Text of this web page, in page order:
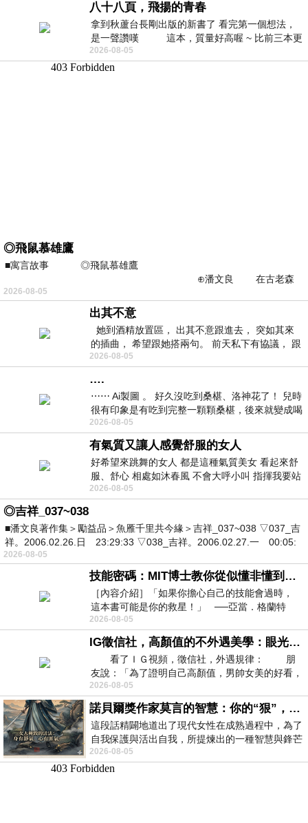
八十八頁，飛揚的青春
拿到秋蘆台長剛出版的新書了 看完第一個想法，
是一聲讚嘆 這本，質量好高喔 ~ 比前三本更
勝一
2026-08-05
◎飛鼠慕雄鷹
■寓言故事 ◎飛鼠慕雄鷹
⊕潘文良 在古老森
林的底層，住著一隻小飛鼠
2026-08-05
出其不意
她到酒精放置區， 出其不意跟進去， 突如其來
的插曲， 希望跟她搭兩句。 前天私下有協議， 跟
著阿弟丟拉基
2026-08-05
….
⋯⋯ Ai製圖 。 好久沒吃到桑椹、洛神花了！ 兒時
很有印象是有吃到完整一顆顆桑椹，後來就變成喝
桑椹汁。 現在是連喝都沒喝
2026-08-05
有氣質又讓人感覺舒服的女人
好希望來跳舞的女人 都是這種氣質美女 看起來舒
服、舒心 相處如沐春風 不會大呼小叫 指揮我要站
哪個位子 妳老幾？？
2026-08-05
◎吉祥_037~038
■潘文良著作集＞勵益品＞魚雁千里共今緣＞吉祥_037~038 ▽037_吉
祥。2006.02.26.日 23:29:33 ▽038_吉祥。2006.02.27.一 00:05:
2026-08-05
技能密碼：MIT博士教你從似懂非懂到穩定輸出，把專業變事業的職能升級攻略 /麥特．比恩(容錯)
［內容介紹］「如果你擔心自己的技能會過時，
這本書可能是你的救星！」 ──亞當．格蘭特
（Adam Grant），《
2026-08-05
IG徵信社，高顏值的不外遇美學：眼光太高也是一種防禦，為了證明我長得好看，我決定一輩子不外遇！
看了ＩＧ視頻，徵信社，外遇規律： 朋
友說：「為了證明自己高顏值，男帥女美的好看，
且眼光高，我決定一輩子不外遇。」
2026-08-05
諾貝爾獎作家莫言的智慧：你的“狠”，才是最好的自我保護
這段話精闢地道出了現代女性在成熟過程中，為了
自我保護與活出自我，所提煉出的一種智慧與鋒芒
的平衡。 核心解讀與看法
2026-08-05